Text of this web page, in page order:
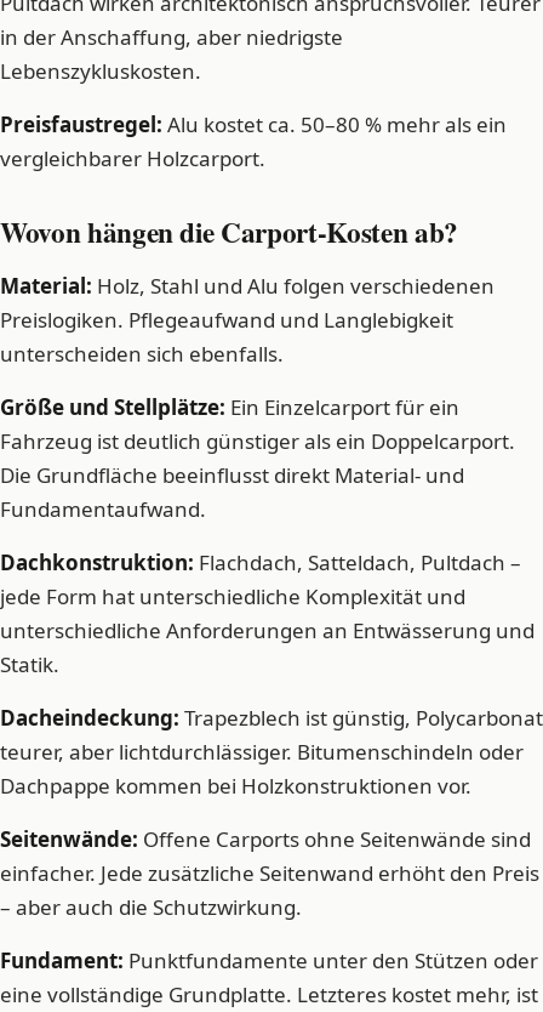
in der Anschaffung, aber niedrigste
Lebenszykluskosten.
Preisfaustregel: Alu kostet ca. 50–80 % mehr als ein
vergleichbarer Holzcarport.
Wovon hängen die Carport-Kosten ab?
Material: Holz, Stahl und Alu folgen verschiedenen
Preislogiken. Pflegeaufwand und Langlebigkeit
unterscheiden sich ebenfalls.
Größe und Stellplätze: Ein Einzelcarport für ein
Fahrzeug ist deutlich günstiger als ein Doppelcarport.
Die Grundfläche beeinflusst direkt Material- und
Fundamentaufwand.
Dachkonstruktion: Flachdach, Satteldach, Pultdach –
jede Form hat unterschiedliche Komplexität und
unterschiedliche Anforderungen an Entwässerung und
Statik.
Dacheindeckung: Trapezblech ist günstig, Polycarbonat
teurer, aber lichtdurchlässiger. Bitumenschindeln oder
Dachpappe kommen bei Holzkonstruktionen vor.
Seitenwände: Offene Carports ohne Seitenwände sind
einfacher. Jede zusätzliche Seitenwand erhöht den Preis
– aber auch die Schutzwirkung.
Fundament: Punktfundamente unter den Stützen oder
eine vollständige Grundplatte. Letzteres kostet mehr, ist